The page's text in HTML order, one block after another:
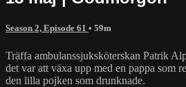
Season 2, Episode 61 • 59m
Träffa ambulanssjuksköterskan Patrik
det var att växa upp med en pappa som
den lilla pojken som drunknade.